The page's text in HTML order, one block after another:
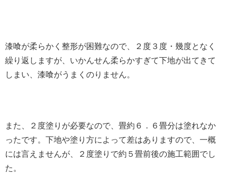
漆喰が柔らかく整形が困難なので、２度３度・幾度となく
繰り返しますが、いかんせん柔らかすぎて下地が出てきて
しまい、漆喰がうまくのりません。
また、２度塗りが必要なので、畳約６．６畳分は塗れなか
ったです。下地や塗り方によって差はありますので、一概
には言えませんが、２度塗りで約５畳前後の施工範囲でし
た。